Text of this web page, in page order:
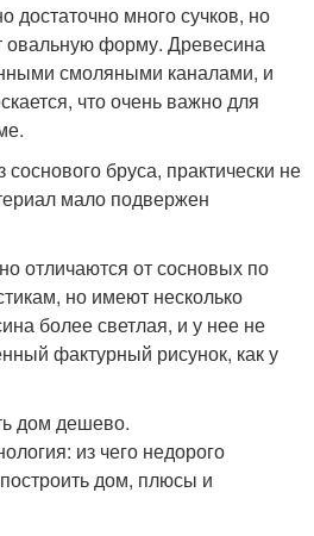
достаточно много сучков, но
овальную форму. Древесина
смоляными каналами, и
что очень важно для
бруса, практически не
мало подвержен
отличаются от сосновых по
но имеют несколько
более светлая, и у нее не
фактурный рисунок, как у